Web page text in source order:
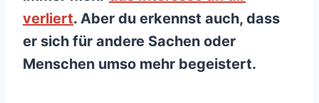
verliert. Aber du erkennst auch, dass
er sich für andere Sachen oder
Menschen umso mehr begeistert.